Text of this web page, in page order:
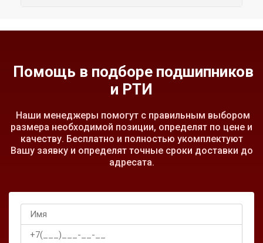
Помощь в подборе подшипников
и РТИ
Наши менеджеры помогут с правильным выбором
размера необходимой позиции, определят по цене и
качеству. Бесплатно и полностью укомплектуют
Вашу заявку и определят точные сроки доставки до
адресата.